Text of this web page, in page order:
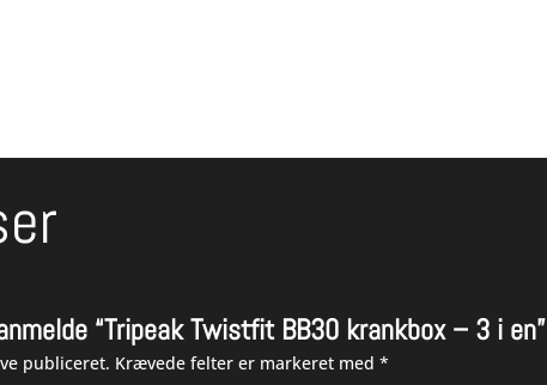
“Tripeak Twistfit BB30 krankbox – 3 i en”
publiceret. Krævede felter er markeret med*